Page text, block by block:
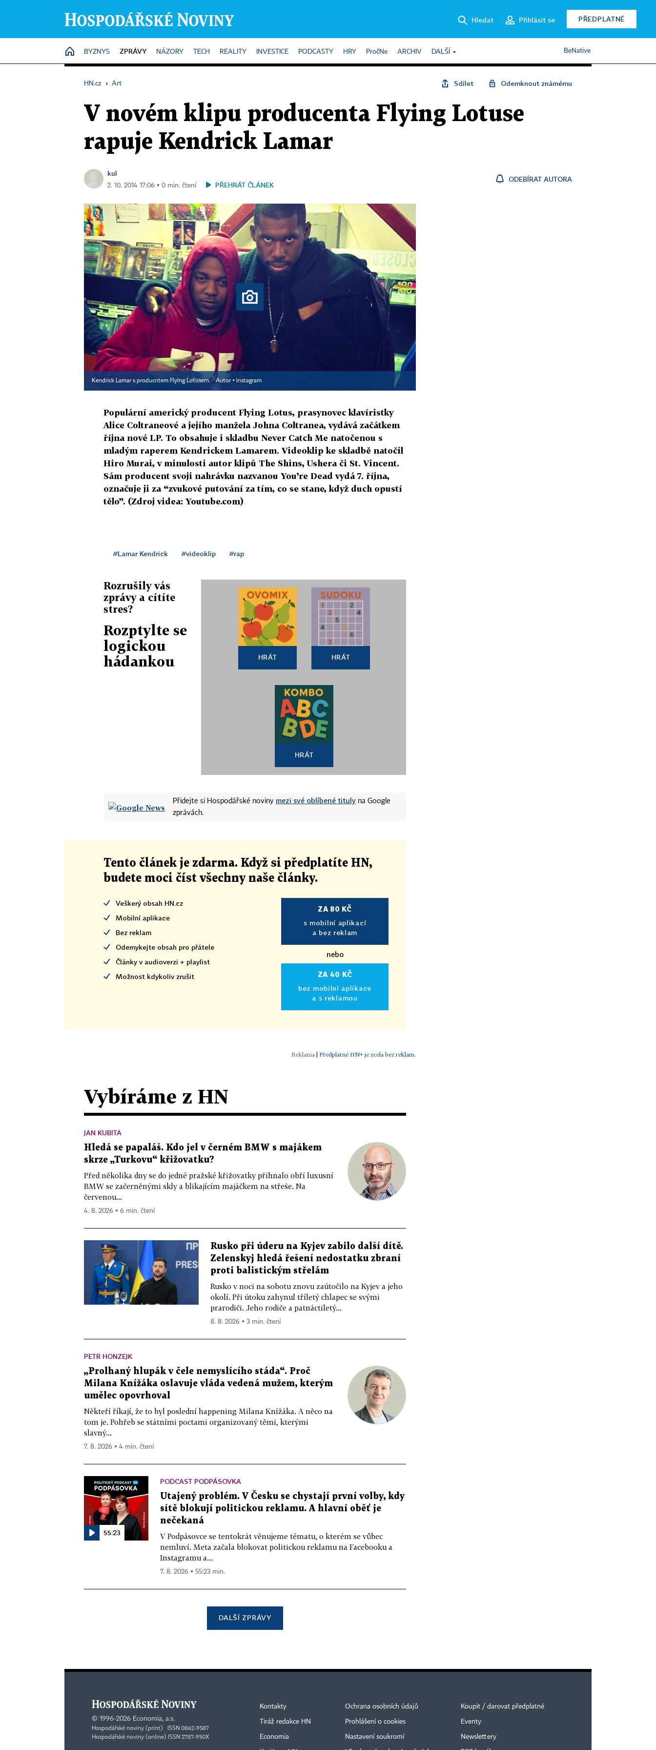
Hledat Přihlásit se PŘEDPLATNÉ
HOME
BYZNYS ZPRÁVY NÁZORY TECH REALITY INVESTICE PODCASTY HRY PročNe ARCHIV DALŠÍ BeNative
HN.cz › Art Sdílet Odemknout známému
V novém klipu producenta Flying Lotuse
rapuje Kendrick Lamar
kul
2. 10. 2014 17:06 ▪ 0 min. čtení PŘEHRÁT ČLÁNEK
ODEBÍRAT AUTORA
Kendrick Lamar s producntem Flying Lotusem. Autor ▪ Instagram
Populární americký producent Flying Lotus, prasynovec klavíristky
Alice Coltraneové a jejího manžela Johna Coltranea, vydává začátkem
října nové LP. To obsahuje i skladbu Never Catch Me natočenou s
mladým raperem Kendrickem Lamarem. Videoklip ke skladbě natočil
Hiro Murai, v minulosti autor klipů The Shins, Ushera či St. Vincent.
Sám producent svoji nahrávku nazvanou You’re Dead vydá 7. října,
označuje ji za “zvukové putování za tím, co se stane, když duch opustí
tělo”. (Zdroj videa: Youtube.com)
#Lamar Kendrick #videoklip #rap
Rozrušily vás
zprávy a cítíte
stres?
Rozptylte se
logickou
hádankou
HRÁT HRÁT
HRÁT
Přidejte si Hospodářské noviny mezi své oblíbené tituly na Google
zprávách.
Tento článek je zdarma. Když si předplatíte HN,
budete moci číst všechny naše články.
Veškerý obsah HN.cz
Mobilní aplikace
Bez reklam
Odemykejte obsah pro přátele
Články v audioverzi + playlist
Možnost kdykoliv zrušit
ZA 80 KČ
s mobilní aplikací
a bez reklam
nebo
ZA 40 KČ
bez mobilní aplikace
a s reklamou
| Předplatné HN+ je zcela bez reklam.
Vybíráme z HN
JAN KUBITA
Hledá se papaláš. Kdo jel v černém BMW s majákem
skrze „Turkovu“ křižovatku?
Před několika dny se do jedné pražské křižovatky přihnalo obří luxusní
BMW se začerněnými skly a blikajícím majáčkem na střeše. Na
červenou...
4. 8. 2026 ▪ 6 min. čtení
Rusko při úderu na Kyjev zabilo další dítě.
Zelenskyj hledá řešení nedostatku zbraní
proti balistickým střelám
Rusko v noci na sobotu znovu zaútočilo na Kyjev a jeho
okolí. Při útoku zahynul tříletý chlapec se svými
prarodiči. Jeho rodiče a patnáctiletý...
8. 8. 2026 ▪ 3 min. čtení
PETR HONZEJK
„Prolhaný hlupák v čele nemyslícího stáda“. Proč
Milana Knížáka oslavuje vláda vedená mužem, kterým
umělec opovrhoval
Někteří říkají, že to byl poslední happening Milana Knížáka. A něco na
tom je. Pohřeb se státními poctami organizovaný těmi, kterými
slavný...
7. 8. 2026 ▪ 4 min. čtení
55:23
PODCAST PODPÁSOVKA
Utajený problém. V Česku se chystají první volby, kdy
sítě blokují politickou reklamu. A hlavní oběť je
nečekaná
V Podpásovce se tentokrát věnujeme tématu, o kterém se vůbec
nemluví. Meta začala blokovat politickou reklamu na Facebooku a
Instagramu a...
7. 8. 2026 ▪ 55:23 min.
DALŠÍ ZPRÁVY
© 1996-2026 Economia, a.s.
Hospodářské noviny (print) ISSN 0862-9587
Hospodářské noviny (online) ISSN 2787-950X
Kontakty
Tiráž redakce HN
Economia
Ochrana osobních údajů
Prohlášení o cookies
Nastavení soukromí
Koupit / darovat předplatné
Eventy
Newslettery